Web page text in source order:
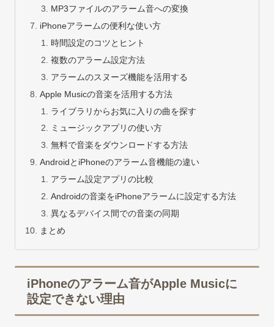
MP3ファイルのアラーム音への変換
iPhoneアラームの便利な使い方
時間設定のコツとヒント
複数のアラーム設定方法
アラームのスヌーズ機能を活用する
Apple Musicの音楽を活用する方法
ライブラリからお気に入りの曲を探す
ミュージックアプリの使い方
無料で音楽をダウンロードする方法
AndroidとiPhoneのアラーム音機能の違い
アラーム設定アプリの比較
Androidの音楽をiPhoneアラームに設定する方法
異なるデバイス間での音楽の同期
まとめ
iPhoneのアラーム音がApple Musicに
設定できない理由